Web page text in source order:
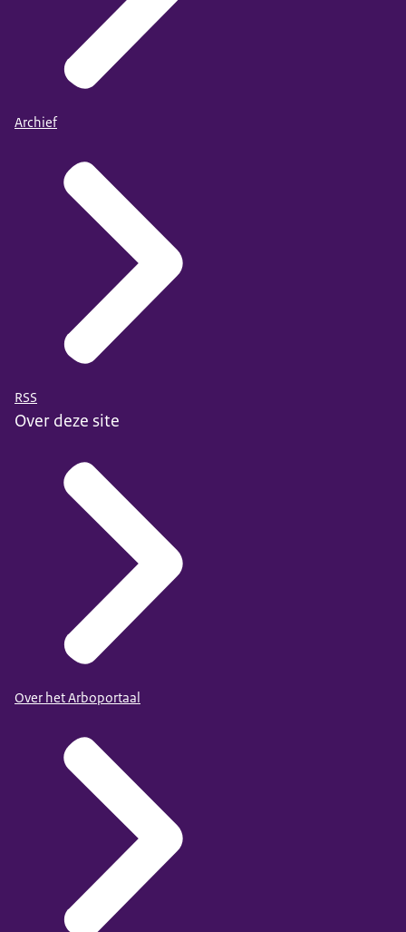
Archief
RSS
Over deze site
Over het Arboportaal